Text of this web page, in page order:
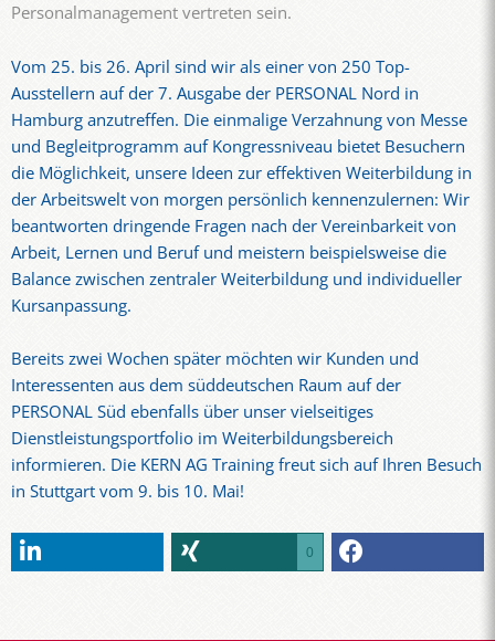
Personalmanagement vertreten sein.
Vom 25. bis 26. April sind wir als einer von 250 Top-
Ausstellern auf der 7. Ausgabe der PERSONAL Nord in
Hamburg anzutreffen. Die einmalige Verzahnung von Messe
und Begleitprogramm auf Kongressniveau bietet Besuchern
die Möglichkeit, unsere Ideen zur effektiven Weiterbildung in
der Arbeitswelt von morgen persönlich kennenzulernen: Wir
beantworten dringende Fragen nach der Vereinbarkeit von
Arbeit, Lernen und Beruf und meistern beispielsweise die
Balance zwischen zentraler Weiterbildung und individueller
Kursanpassung.
Bereits zwei Wochen später möchten wir Kunden und
Interessenten aus dem süddeutschen Raum auf der
PERSONAL Süd ebenfalls über unser vielseitiges
Dienstleistungsportfolio im Weiterbildungsbereich
informieren. Die KERN AG Training freut sich auf Ihren Besuch
in Stuttgart vom 9. bis 10. Mai!
0